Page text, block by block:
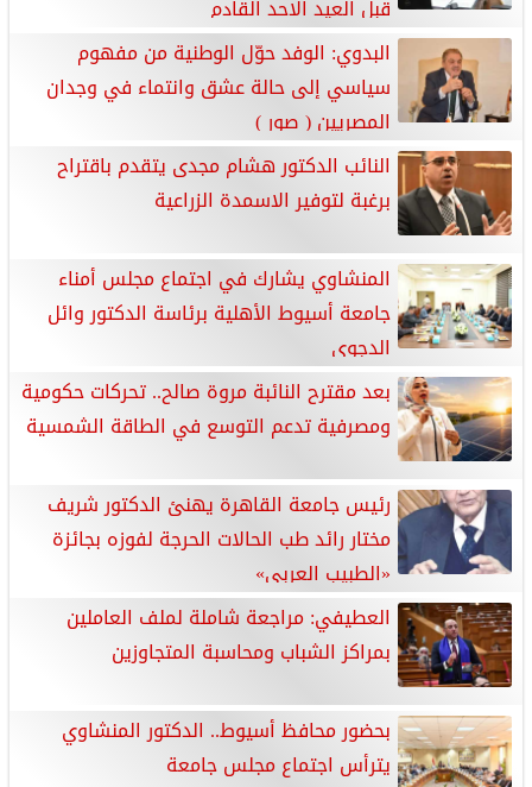
قبل العيد الاحد القادم
البدوي: الوفد حوّل الوطنية من مفهوم
سياسي إلى حالة عشق وانتماء في وجدان
المصريين ( صور )
النائب الدكتور هشام مجدى يتقدم باقتراح
برغبة لتوفير الاسمدة الزراعية
المنشاوي يشارك في اجتماع مجلس أمناء
جامعة أسيوط الأهلية برئاسة الدكتور وائل
الدجوي
بعد مقترح النائبة مروة صالح.. تحركات حكومية
ومصرفية تدعم التوسع في الطاقة الشمسية
رئيس جامعة القاهرة يهنئ الدكتور شريف
مختار رائد طب الحالات الحرجة لفوزه بجائزة
«الطبيب العربي»
العطيفي: مراجعة شاملة لملف العاملين
بمراكز الشباب ومحاسبة المتجاوزين
بحضور محافظ أسيوط.. الدكتور المنشاوي
يترأس اجتماع مجلس جامعة